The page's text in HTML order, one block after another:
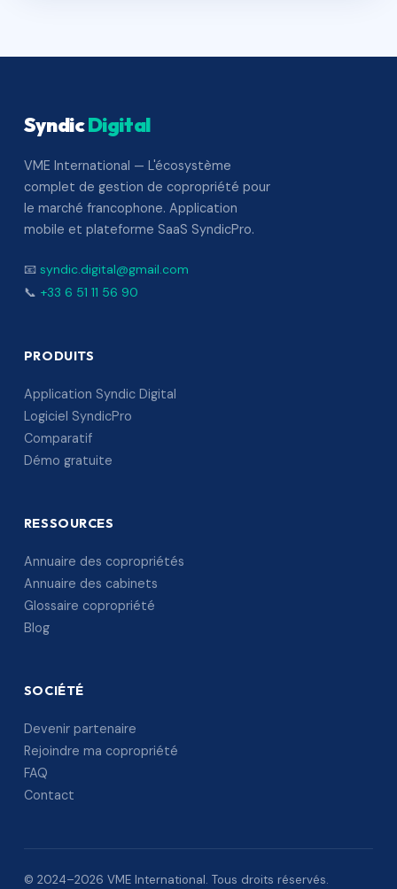
SyndicDigital
VME International — L'écosystème
complet de gestion de copropriété pour
le marché francophone. Application
mobile et plateforme SaaS SyndicPro.
📧 syndic.digital@gmail.com
📞 +33 6 51 11 56 90
PRODUITS
Application Syndic Digital
Logiciel SyndicPro
Comparatif
Démo gratuite
RESSOURCES
Annuaire des copropriétés
Annuaire des cabinets
Glossaire copropriété
Blog
SOCIÉTÉ
Devenir partenaire
Rejoindre ma copropriété
FAQ
Contact
© 2024–2026 VME International. Tous droits réservés.